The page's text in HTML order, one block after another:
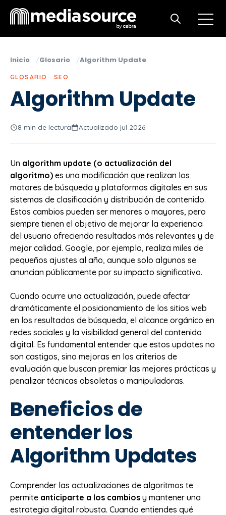
Open
Open search
Inicio Glosario Algorithm Update
GLOSARIO · SEO
Algorithm Update
8 min de lectura Actualizado jul 2026
Un algorithm update (o actualización del
algoritmo) es una modificación que realizan los
motores de búsqueda y plataformas digitales en sus
sistemas de clasificación y distribución de contenido.
Estos cambios pueden ser menores o mayores, pero
siempre tienen el objetivo de mejorar la experiencia
del usuario ofreciendo resultados más relevantes y de
mejor calidad. Google, por ejemplo, realiza miles de
pequeños ajustes al año, aunque solo algunos se
anuncian públicamente por su impacto significativo.
Cuando ocurre una actualización, puede afectar
dramáticamente el posicionamiento de los sitios web
en los resultados de búsqueda, el alcance orgánico en
redes sociales y la visibilidad general del contenido
digital. Es fundamental entender que estos updates no
son castigos, sino mejoras en los criterios de
evaluación que buscan premiar las mejores prácticas y
penalizar técnicas obsoletas o manipuladoras.
Beneficios de
entender los
Algorithm Updates
Comprender las actualizaciones de algoritmos te
permite anticiparte a los cambios y mantener una
estrategia digital robusta. Cuando entiendes qué